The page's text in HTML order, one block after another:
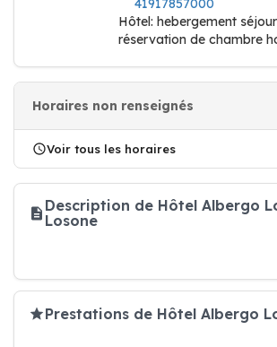
41917857000
Hôtel: hebergement
réservation de chambre
Horaires non renseignés
Voir tous les horaires
Description de Hôtel Albergo
Losone
Prestations de Hôtel Albergo